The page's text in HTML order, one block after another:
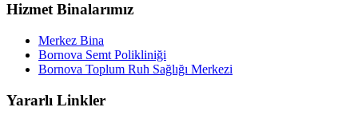
Hizmet Binalarımız
Merkez Bina
Bornova Semt Polikliniği
Bornova Toplum Ruh Sağlığı Merkezi
Yararlı Linkler